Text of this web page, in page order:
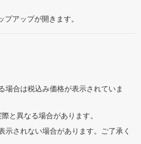
アップが開きます。
場合は税込み価格が表示されていま
と異なる場合があります。
されない場合があります。ご了承く